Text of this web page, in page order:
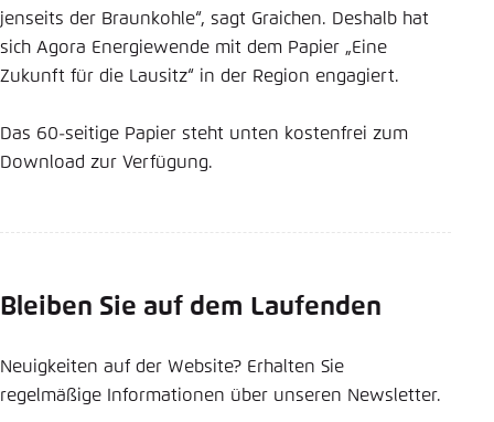
jenseits der Braunkohle“, sagt Graichen. Deshalb hat
sich Agora Energiewende mit dem Papier „Eine
Zukunft für die Lausitz“ in der Region engagiert.
Das 60-seitige Papier steht unten kostenfrei zum
Download zur Verfügung.
Bleiben Sie auf dem Laufenden
Neuigkeiten auf der Website? Erhalten Sie
regelmäßige Informationen über unseren Newsletter.